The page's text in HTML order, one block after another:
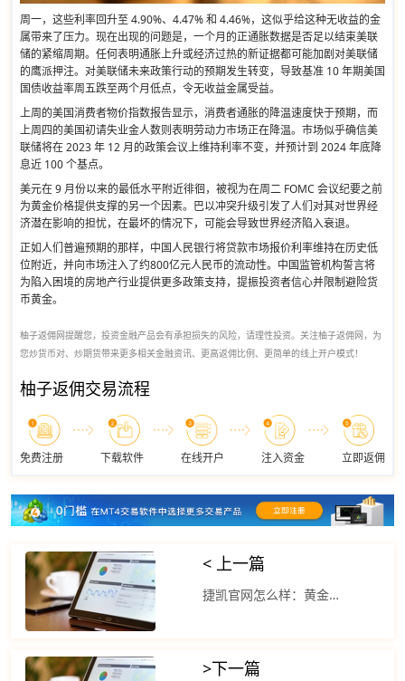
周一，这些利率回升至 4.90%、4.47% 和 4.46%，这似乎给这种无收益的金
属带来了压力。现在出现的问题是，一个月的正通胀数据是否足以结束美联
储的紧缩周期。任何表明通胀上升或经济过热的新证据都可能加剧对美联储
的鹰派押注。对美联储未来政策行动的预期发生转变，导致基准 10 年期美国
国债收益率周五跌至两个月低点，令无收益金属受益。
上周的美国消费者物价指数报告显示，消费者通胀的降温速度快于预期，而
上周四的美国初请失业金人数则表明劳动力市场正在降温。市场似乎确信美
联储将在 2023 年 12 月的政策会议上维持利率不变，并预计到 2024 年底降
息近 100 个基点。
美元在 9 月份以来的最低水平附近徘徊，被视为在周二 FOMC 会议纪要之前
为黄金价格提供支撑的另一个因素。巴以冲突升级引发了人们对其对世界经
济潜在影响的担忧，在最坏的情况下，可能会导致世界经济陷入衰退。
正如人们普遍预期的那样，中国人民银行将贷款市场报价利率维持在历史低
位附近，并向市场注入了约800亿元人民币的流动性。中国监管机构誓言将
为陷入困境的房地产行业提供更多政策支持，提振投资者信心并限制避险货
币黄金。
柚子返佣网提醒您，投资金融产品会有承担损失的风险，请理性投资。关注柚子返佣网，为
您炒货币对、炒期货带来更多相关金融资讯、更高返佣比例、更简单的线上开户模式！
柚子返佣交易流程
免费注册 下载软件 在线开户 注入资金 立即返佣
< 上一篇
捷凯官网怎么样：黄金重回升势 美元因美联储完成加息的预期而下跌
>下一篇